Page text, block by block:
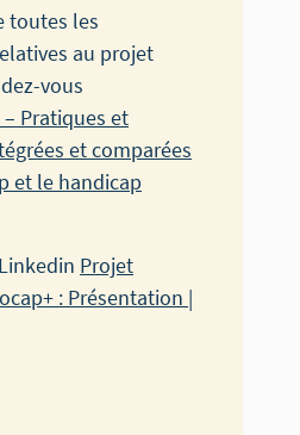
toutes les
au projet
vous
– Pratiques et
et comparées
et le handicap
Projet
: Présentation |